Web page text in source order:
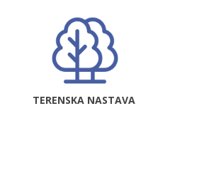
TERENSKA NASTAVA